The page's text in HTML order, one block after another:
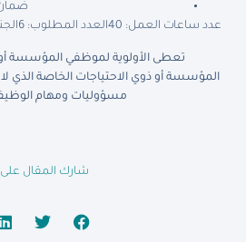
عدد ساعات العمل: 40
العدد المطلوب: 6
تعطى الأولوية لموظفي المؤسسة
المؤسسة أو ذوي الاحتياجات الخاصة الذي
مسؤوليات ومهام
شارك المقال